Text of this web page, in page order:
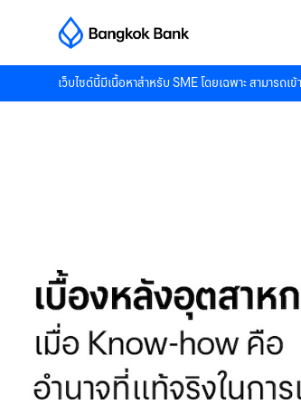
เว็บไซต์นี้มีเนื้อหาสำหรับ SME โดยเฉพาะ สามารถ